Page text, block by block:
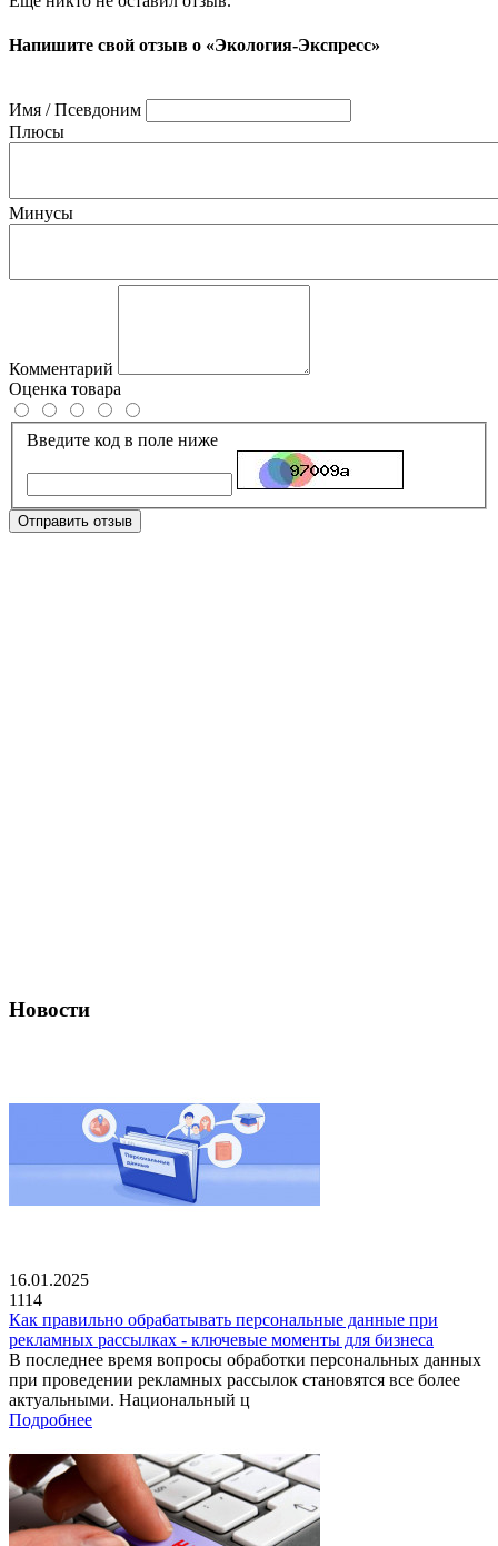
Напишите свой отзыв о «Экология-Экспресс»
Имя / Псевдоним
Плюсы
Минусы
Комментарий
Оценка товара
Введите код в поле ниже
Отправить отзыв
Новости
16.01.2025
1114
Как правильно обрабатывать персональные данные при
рекламных рассылках - ключевые моменты для бизнеса
В последнее время вопросы обработки персональных данных
при проведении рекламных рассылок становятся все более
актуальными. Национальный ц
Подробнее